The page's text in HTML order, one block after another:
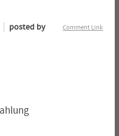
Comment Link
posted by